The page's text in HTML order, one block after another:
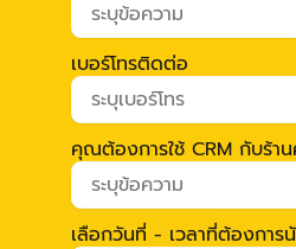
เบอร์โทรติดต่อ
คุณต้องการใช้ CRM กับร้าน
เลือกวันที่ - เวลาที่ต้องการ